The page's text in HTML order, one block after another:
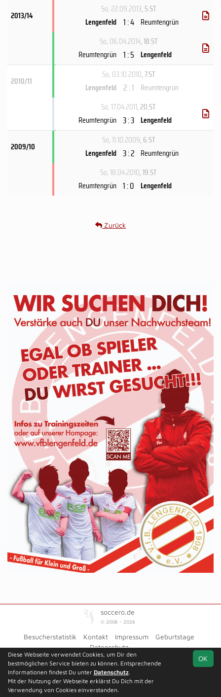
Team
Kreisliga Staffel
1
Spielplan
2013/14
So, 22.09.2013, 5.ST
Lengenfeld 1 : 4 Reumtengrün
So, 06.04.2014, 18.ST
Reumtengrün 1 : 5 Lengenfeld
2010/11
So, 03.10.2010, 7.ST
Lengenfeld
2 : 1 Reumtengrün
So, 17.04.2011, 20.ST
Reumtengrün 3 : 3 Lengenfeld
2009/10
So, 11.10.2009, 6.ST
Lengenfeld 3 : 2 Reumtengrün
So, 18.04.2010, 19.ST
Reumtengrün 1 : 0 Lengenfeld
Zurück
soccero.de
© 2006 - 2026
Besucherstatistik Kontakt Impressum
Geburtstage
Datenschutz
OK
Diese Webseite verwendet Cookies, um Dir den
bestmöglichen Service bieten zu können. Entsprechende
Informationen findest Du unter Datenschutz.
Mit der Nutzung der Webseite erklärst Du Dich mit der
Verwendung von Cookies einverstanden.